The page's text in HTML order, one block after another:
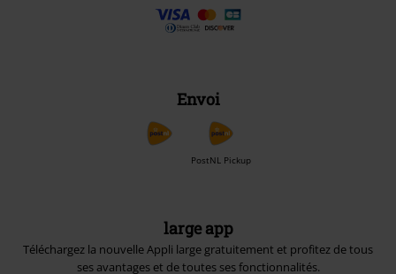
Envoi
PostNL Pickup
large app
Téléchargez la nouvelle Appli large gratuitement et profitez de tous
ses avantages et de toutes ses fonctionnalités.